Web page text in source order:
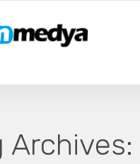
Archives: